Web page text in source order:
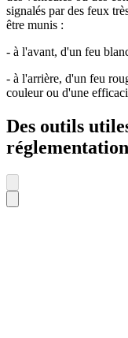
signalés par des feux
être munis :
- à l'avant, d'un feu
- à l'arrière, d'un feu
couleur ou d'une
Des outils
réglementation